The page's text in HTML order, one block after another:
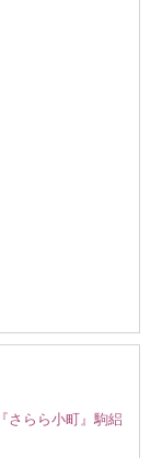
さらら小町』駒絽